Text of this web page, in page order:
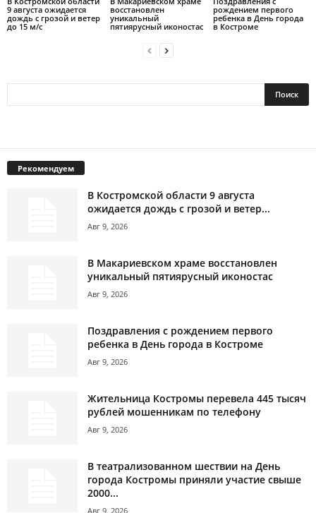
9 августа ожидается
дождь с грозой и ветер
до 15 м/с
восстановлен
уникальный
пятиярусный иконостас
рождением первого
ребенка в День города
в Костроме
Рекомендуем
В Костромской области 9 августа
ожидается дождь с грозой и ветер...
Авг 9, 2026
В Макариевском храме восстановлен
уникальный пятиярусный иконостас
Авг 9, 2026
Поздравления с рождением первого
ребенка в День города в Костроме
Авг 9, 2026
Жительница Костромы перевела 445 тысяч
рублей мошенникам по телефону
Авг 9, 2026
В театрализованном шествии на День
города Костромы приняли участие свыше
2000...
Авг 9, 2026